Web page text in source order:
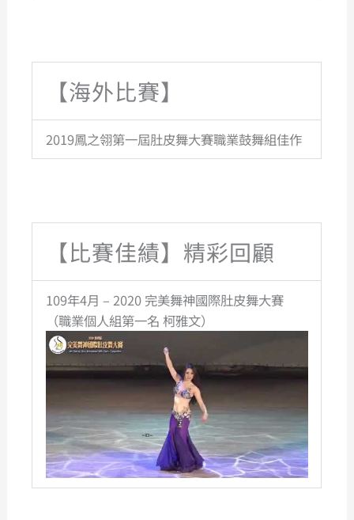
【海外比賽】
2019鳳之翎第一屆肚皮舞大賽職業鼓舞組佳作
【比賽佳績】精彩回顧
109年4月 – 2020 完美舞神國際肚皮舞大賽
（職業個人組第一名 柯雅文）